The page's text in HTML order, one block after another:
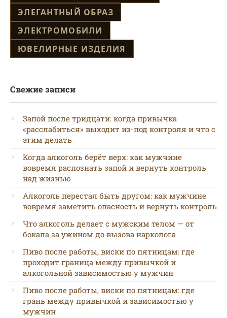
ЭЛЕГАНТНЫЙ ОБРАЗ
ЭЛЕКТРОМОБИЛИ
ЮВЕЛИРНЫЕ ИЗДЕЛИЯ
Свежие записи
Запой после тридцати: когда привычка
«расслабиться» выходит из-под контроля и что с
этим делать
Когда алкоголь берёт верх: как мужчине
вовремя распознать запой и вернуть контроль
над жизнью
Алкоголь перестал быть другом: как мужчине
вовремя заметить опасность и вернуть контроль
Что алкоголь делает с мужским телом — от
бокала за ужином до вызова нарколога
Пиво после работы, виски по пятницам: где
проходит граница между привычкой и
алкогольной зависимостью у мужчин
Пиво после работы, виски по пятницам: где
грань между привычкой и зависимостью у
мужчин